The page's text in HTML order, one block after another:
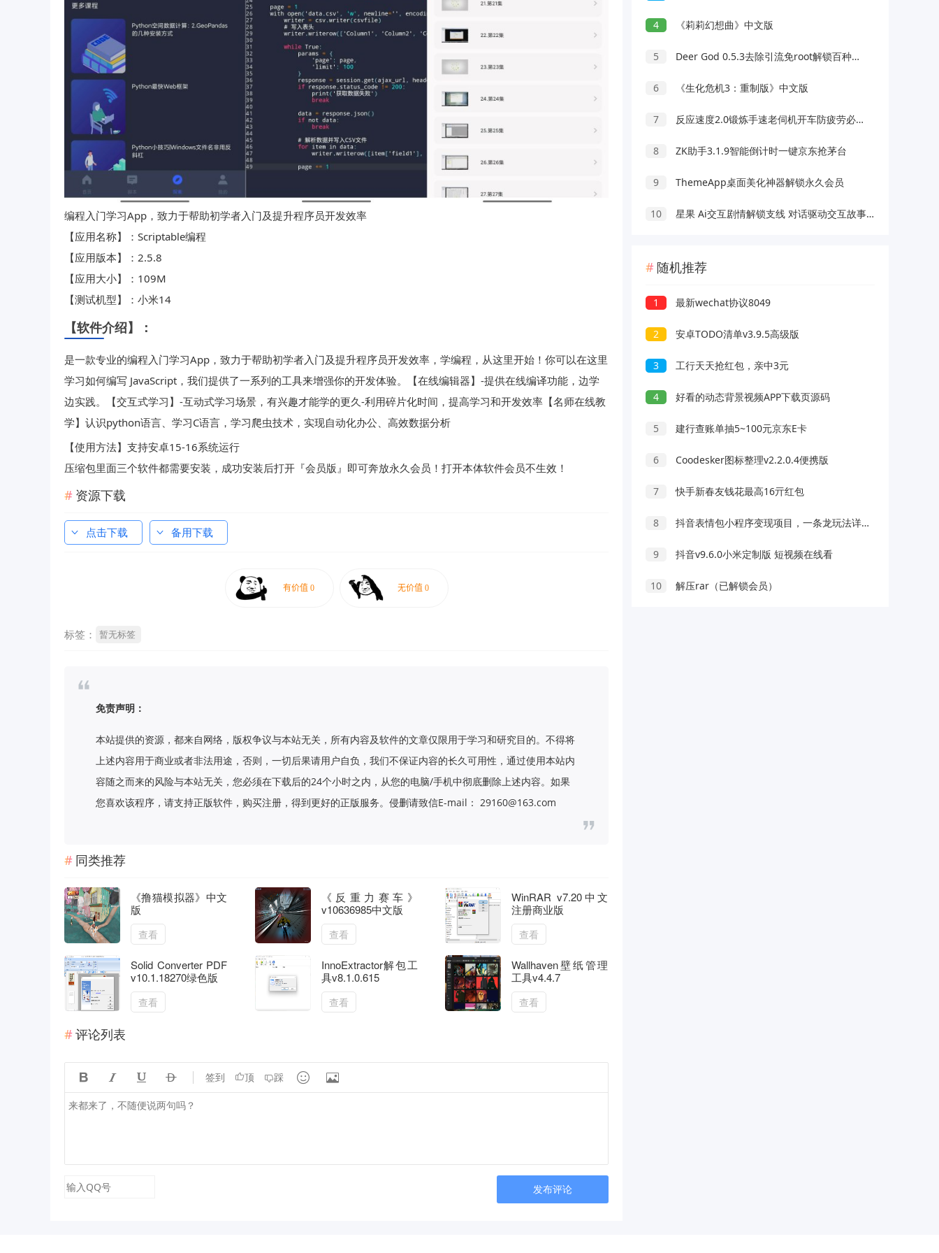
编程入门学习App，致力于帮助初学者入门及提升程序员开发效率
【应用名称】：Scriptable编程
【应用版本】：2.5.8
【应用大小】：109M
【测试机型】：小米14
【软件介绍】：
是一款专业的编程入门学习App，致力于帮助初学者入门及提升程序员开发效率，学编程，从这里开始！你可以在这里
学习如何编写 JavaScript，我们提供了一系列的工具来增强你的开发体验。【在线编辑器】-提供在线编译功能，边学
边实践。【交互式学习】-互动式学习场景，有兴趣才能学的更久-利用碎片化时间，提高学习和开发效率【名师在线教
学】认识python语言、学习C语言，学习爬虫技术，实现自动化办公、高效数据分析
【使用方法】支持安卓15-16系统运行
压缩包里面三个软件都需要安装，成功安装后打开『会员版』即可奔放永久会员！打开本体软件会员不生效！
资源下载
点击下载 备用下载
标签： 暂无标签
免责声明：
本站提供的资源，都来自网络，版权争议与本站无关，所有内容及软件的文章仅限用于学习和研究目的。不得将
上述内容用于商业或者非法用途，否则，一切后果请用户自负，我们不保证内容的长久可用性，通过使用本站内
容随之而来的风险与本站无关，您必须在下载后的24个小时之内，从您的电脑/手机中彻底删除上述内容。如果
您喜欢该程序，请支持正版软件，购买注册，得到更好的正版服务。侵删请致信E-mail： 29160@163.com
同类推荐
《撸猫模拟器》中文
版
查看
《反重力赛车》
v10636985中文版
查看
WinRAR v7.20中文
注册商业版
查看
Solid Converter PDF
v10.1.18270绿色版
查看
InnoExtractor解包工
具v8.1.0.615
查看
Wallhaven壁纸管理
工具v4.4.7
查看
评论列表
    签到 顶 踩  
发布评论
4 《莉莉幻想曲》中文版
5 Deer God 0.5.3去除引流免root解锁百种软件会员
6 《生化危机3：重制版》中文版
7 反应速度2.0锻炼手速老伺机开车防疲劳必备
8 ZK助手3.1.9智能倒计时一键京东抢茅台
9 ThemeApp桌面美化神器解锁永久会员
10 星果 Ai交互剧情解锁支线 对话驱动交互故事剧情
随机推荐
1 最新wechat协议8049
2 安卓TODO清单v3.9.5高级版
3 工行天天抢红包，亲中3元
4 好看的动态背景视频APP下载页源码
5 建行查账单抽5~100元京东E卡
6 Coodesker图标整理v2.2.0.4便携版
7 快手新春友钱花最高16亓红包
8 抖音表情包小程序变现项目，一条龙玩法详细大解析，视频版学习！
9 抖音v9.6.0小米定制版 短视频在线看
10 解压rar（已解锁会员）